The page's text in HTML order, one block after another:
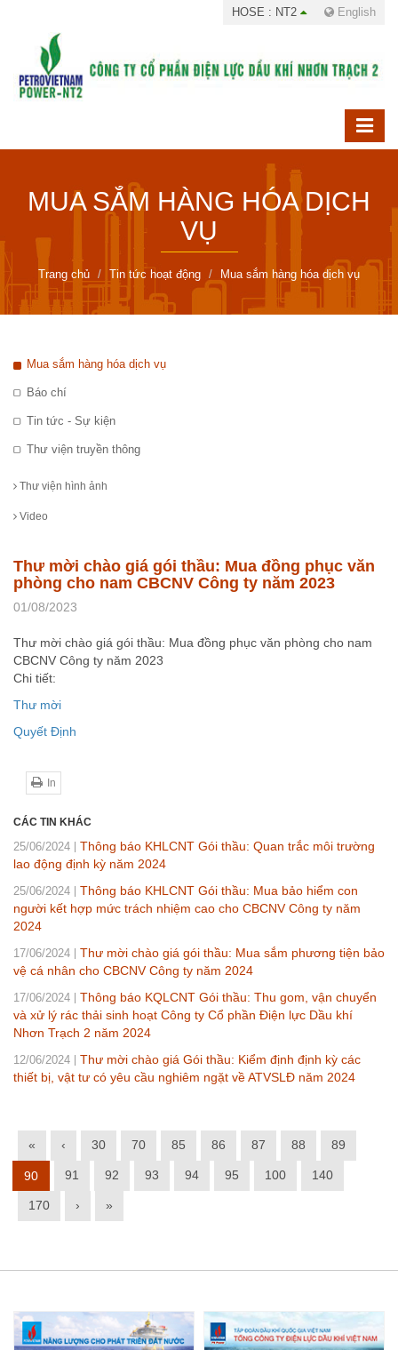
HOSE : NT2 English
MUA SẮM HÀNG HÓA DỊCH
VỤ
Trang chủ Tin tức hoạt động Mua sắm hàng hóa dịch vụ
Mua sắm hàng hóa dịch vụ
Báo chí
Tin tức - Sự kiện
Thư viện truyền thông
Thư viện hình ảnh
Video
Thư mời chào giá gói thầu: Mua đồng phục văn
phòng cho nam CBCNV Công ty năm 2023
01/08/2023
Thư mời chào giá gói thầu: Mua đồng phục văn phòng cho nam
CBCNV Công ty năm 2023
Chi tiết:
Thư mời
Quyết Định
In
CÁC TIN KHÁC
25/06/2024
Thông báo KHLCNT Gói thầu: Quan trắc môi trường
lao động định kỳ năm 2024
25/06/2024
Thông báo KHLCNT Gói thầu: Mua bảo hiểm con
người kết hợp mức trách nhiệm cao cho CBCNV Công ty năm
2024
17/06/2024
Thư mời chào giá gói thầu: Mua sắm phương tiện bảo
vệ cá nhân cho CBCNV Công ty năm 2024
17/06/2024
Thông báo KQLCNT Gói thầu: Thu gom, vận chuyển
và xử lý rác thải sinh hoạt Công ty Cổ phần Điện lực Dầu khí
Nhơn Trạch 2 năm 2024
12/06/2024
Thư mời chào giá Gói thầu: Kiểm định định kỳ các
thiết bị, vật tư có yêu cầu nghiêm ngặt về ATVSLĐ năm 2024
« ‹ 30 70 85 86 87 88 89
90 91 92 93 94 95 100 140
170 › »